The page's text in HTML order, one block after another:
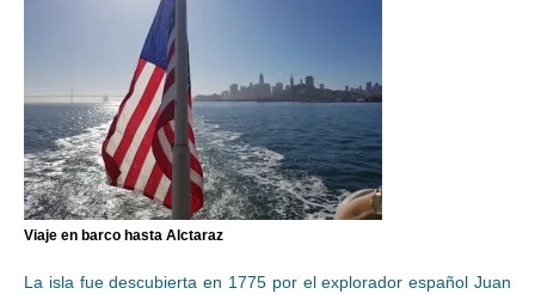
Viaje en barco hasta Alctaraz
La isla fue descubierta en 1775 por el explorador español Juan